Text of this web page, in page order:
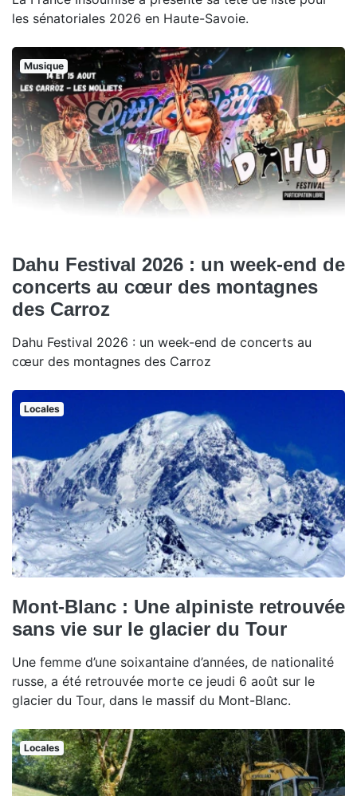
les sénatoriales 2026 en Haute-Savoie.
Musique
Dahu Festival 2026 : un week-end de
concerts au cœur des montagnes
des Carroz
Dahu Festival 2026 : un week-end de concerts au
cœur des montagnes des Carroz
Locales
Mont-Blanc : Une alpiniste retrouvée
sans vie sur le glacier du Tour
Une femme d’une soixantaine d’années, de nationalité
russe, a été retrouvée morte ce jeudi 6 août sur le
glacier du Tour, dans le massif du Mont-Blanc.
Locales